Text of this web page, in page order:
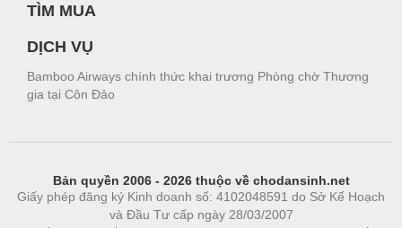
TÌM MUA
DỊCH VỤ
Bamboo Airways chính thức khai trương Phòng chờ Thương
gia tại Côn Đảo
Bản quyền 2006 - 2026 thuộc về chodansinh.net
Giấy phép đăng ký Kinh doanh số: 4102048591 do Sở Kế Hoạch
và Đầu Tư cấp ngày 28/03/2007